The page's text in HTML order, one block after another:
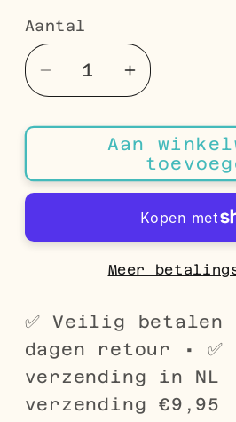
Aantal
Aantal
Aantal
verlagen
voor
Chirurgisch
Staal
piercing
Aantal
verhogen
voor
Ster
Chirurgisch
Staal
Helix
piercing
Aan
Meer
✅ Veilig betalen
dagen retour • ✅
verzending in NL
verzending €9,95